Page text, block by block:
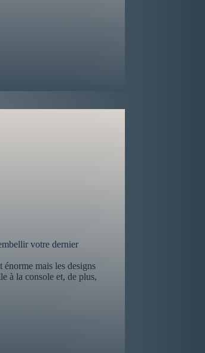
votre dernier
mais les designs
à la console et, de plus,